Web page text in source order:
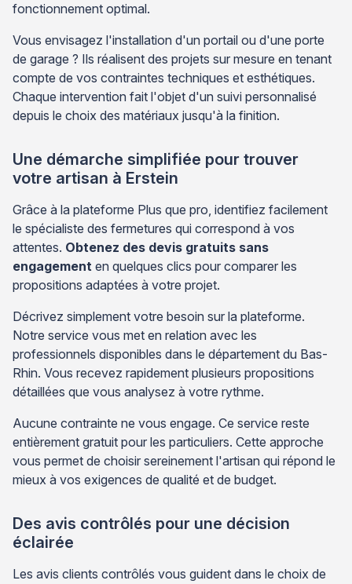
fonctionnement optimal.
Vous envisagez l'installation d'un portail ou d'une porte
de garage ? Ils réalisent des projets sur mesure en tenant
compte de vos contraintes techniques et esthétiques.
Chaque intervention fait l'objet d'un suivi personnalisé
depuis le choix des matériaux jusqu'à la finition.
Une démarche simplifiée pour trouver
votre artisan à Erstein
Grâce à la plateforme Plus que pro, identifiez facilement
le spécialiste des fermetures qui correspond à vos
attentes. Obtenez des devis gratuits sans
engagement en quelques clics pour comparer les
propositions adaptées à votre projet.
Décrivez simplement votre besoin sur la plateforme.
Notre service vous met en relation avec les
professionnels disponibles dans le département du Bas-
Rhin. Vous recevez rapidement plusieurs propositions
détaillées que vous analysez à votre rythme.
Aucune contrainte ne vous engage. Ce service reste
entièrement gratuit pour les particuliers. Cette approche
vous permet de choisir sereinement l'artisan qui répond le
mieux à vos exigences de qualité et de budget.
Des avis contrôlés pour une décision
éclairée
Les avis clients contrôlés vous guident dans le choix de